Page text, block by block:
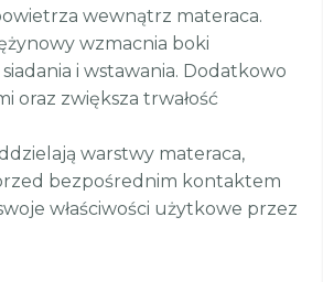
wewnątrz materaca.
wzmacnia boki
i wstawania. Dodatkowo
oraz zwiększa trwałość
warstwy materaca,
bezpośrednim kontaktem
właściwości użytkowe przez